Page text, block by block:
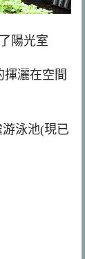
陽光室
揮灑在空間
泳池(現已